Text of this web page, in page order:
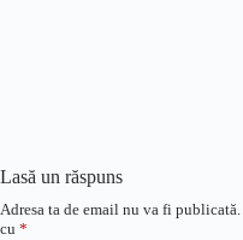
Lasă un răspuns
Adresa ta de email nu va fi publicată.
cu *